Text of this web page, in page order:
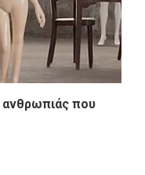
ανθρωπιάς που